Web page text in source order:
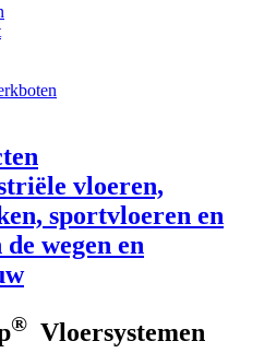
vloeren,
sportvloeren en
wegen en
® Vloersystemen